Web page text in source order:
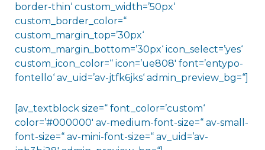
border-thin‘ custom_width=’50px‘
custom_border_color=“
custom_margin_top=’30px‘
custom_margin_bottom=’30px‘ icon_select=’yes‘
custom_icon_color=“ icon=’ue808′ font=’entypo-
fontello‘ av_uid=’av-jtfk6jks‘ admin_preview_bg=“]
[av_textblock size=“ font_color=’custom‘
color=’#000000′ av-medium-font-size=“ av-small-
font-size=“ av-mini-font-size=“ av_uid=’av-